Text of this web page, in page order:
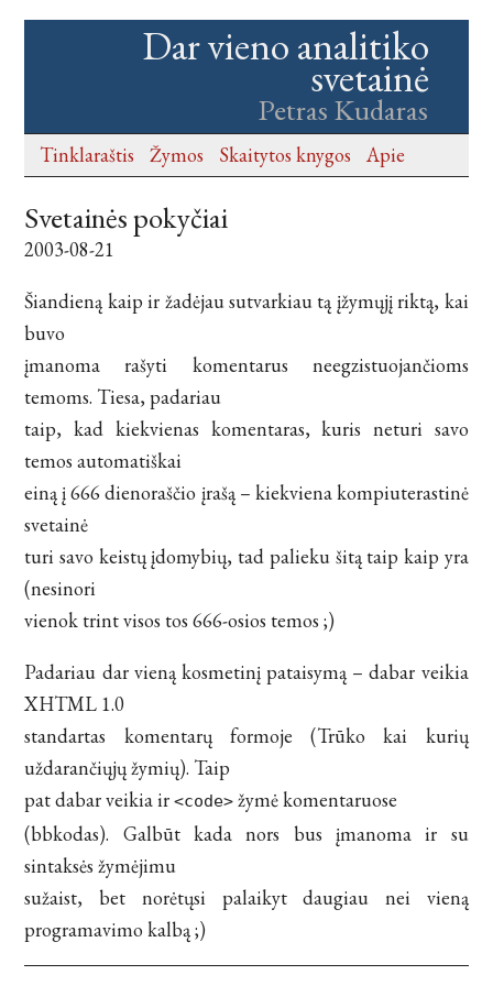
Dar vieno analitiko
svetainė
Petras Kudaras
Tinklaraštis Žymos Skaitytos knygos Apie
Svetainės pokyčiai
2003-08-21
Šiandieną kaip ir žadėjau sutvarkiau tą įžymųjį riktą, kai
buvo
įmanoma rašyti komentarus neegzistuojančioms
temoms. Tiesa, padariau
taip, kad kiekvienas komentaras, kuris neturi savo
temos automatiškai
einą į 666 dienoraščio įrašą – kiekviena kompiuterastinė
svetainė
turi savo keistų įdomybių, tad palieku šitą taip kaip yra
(nesinori
vienok trint visos tos 666-osios temos ;)
Padariau dar vieną kosmetinį pataisymą – dabar veikia
XHTML 1.0
standartas komentarų formoje (Trūko kai kurių
uždarančiųjų žymių). Taip
pat dabar veikia ir<code> žymė komentaruose
(bbkodas). Galbūt kada nors bus įmanoma ir su
sintaksės žymėjimu
sužaist, bet norėtųsi palaikyt daugiau nei vieną
programavimo kalbą ;)